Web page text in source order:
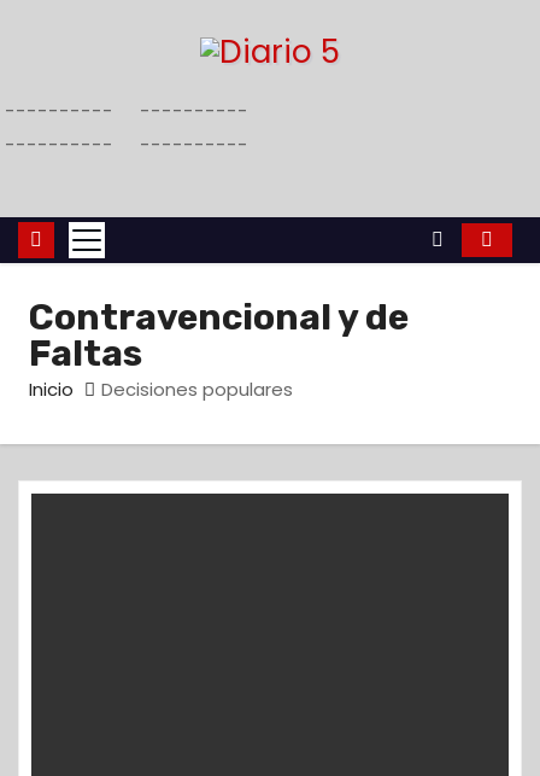
t
a
a
----------
----------
----------
----------
Contravencional y de
Faltas
Inicio Decisiones populares